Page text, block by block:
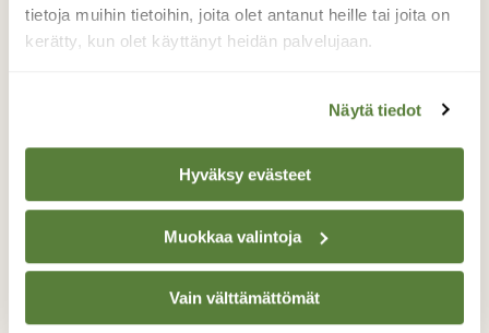
tietoja muihin tietoihin, joita olet antanut heille tai joita on
kerätty, kun olet käyttänyt heidän palvelujaan.
Näytä tiedot
Hyväksy evästeet
Muokkaa valintoja
Vain välttämättömät
Kämmeköiden aika
Rämpiessäni Hiidenportin kansallispuistossa
ihailin kämmeköitä, jotka kukkivat
parhaillaan. Oli se vaan komea näky! Siellä
oli mielestäni ainakin maariankämmekkää ja